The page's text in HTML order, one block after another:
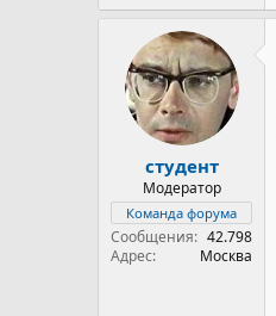
студент
Модератор
Команда форума
Сообщения
42.798
Адрес
Москва